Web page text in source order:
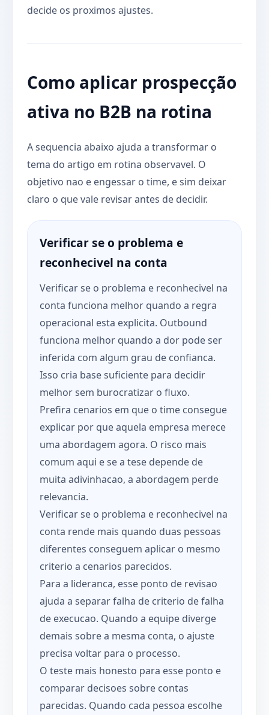
decide os proximos ajustes.
Como aplicar prospecção
ativa no B2B na rotina
A sequencia abaixo ajuda a transformar o
tema do artigo em rotina observavel. O
objetivo nao e engessar o time, e sim deixar
claro o que vale revisar antes de decidir.
Verificar se o problema e
reconhecivel na conta
Verificar se o problema e reconhecivel na
conta funciona melhor quando a regra
operacional esta explicita. Outbound
funciona melhor quando a dor pode ser
inferida com algum grau de confianca.
Isso cria base suficiente para decidir
melhor sem burocratizar o fluxo.
Prefira cenarios em que o time consegue
explicar por que aquela empresa merece
uma abordagem agora. O risco mais
comum aqui e se a tese depende de
muita adivinhacao, a abordagem perde
relevancia.
Verificar se o problema e reconhecivel na
conta rende mais quando duas pessoas
diferentes conseguem aplicar o mesmo
criterio a cenarios parecidos.
Para a lideranca, esse ponto de revisao
ajuda a separar falha de criterio de falha
de execucao. Quando a equipe diverge
demais sobre a mesma conta, o ajuste
precisa voltar para o processo.
O teste mais honesto para esse ponto e
comparar decisoes sobre contas
parecidas. Quando cada pessoa escolhe